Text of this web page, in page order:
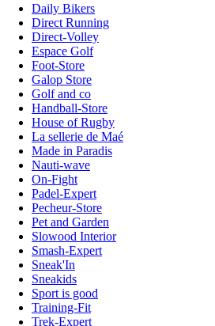
Daily Bikers
Direct Running
Direct-Volley
Espace Golf
Foot-Store
Galop Store
Golf and co
Handball-Store
House of Rugby
La sellerie de Maé
Made in Paradis
Nauti-wave
On-Fight
Padel-Expert
Pecheur-Store
Pet and Garden
Slowood Interior
Smash-Expert
Sneak'In
Sneakids
Sport is good
Training-Fit
Trek-Expert